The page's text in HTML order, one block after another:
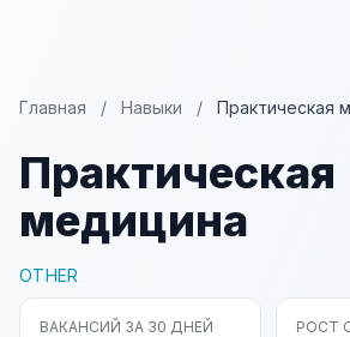
Главная / Навыки / Практическая
Практическая
медицина
OTHER
ВАКАНСИЙ ЗА 30 ДНЕЙ РОСТ